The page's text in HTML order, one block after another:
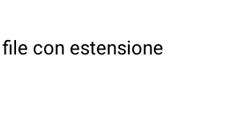
file con estensione